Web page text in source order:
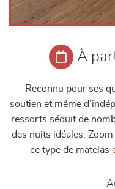
À
Reconnu pour ses
soutien et même
ressorts séduit de
des nuits idéales.
ce type de matelas